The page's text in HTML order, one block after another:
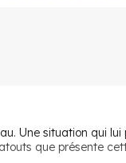
Une situation qui
que présente